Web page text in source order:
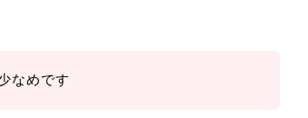
なめです